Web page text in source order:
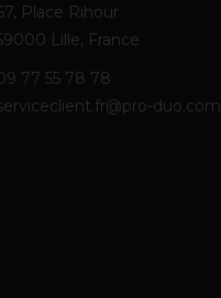
Place Rihour
Lille, France
77 55 78 78
duo.com